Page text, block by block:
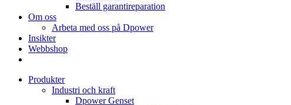
Beställ garantireparation
Om oss
Arbeta med oss på Dpower
Insikter
Webbshop
Produkter
Industri och kraft
Dpower Genset